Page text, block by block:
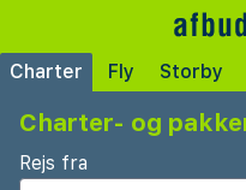
Charter Fly Storby
Charter- og
Rejs fra